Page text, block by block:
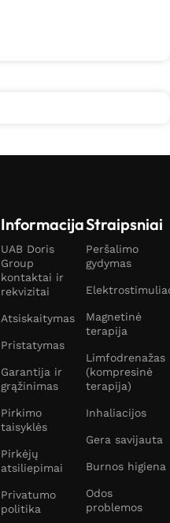
Informacija
UAB Doris
Group
kontaktai ir
rekvizitai
Atsiskaitymas
Pristatymas
Garantija ir
grąžinimas
Pirkimo
taisyklės
Pirkėjų
atsiliepimai
Privatumo
politika
Straipsniai
Peršalimo
gydymas
Magnetinė
terapija
Limfodrenažas
(kompresinė
terapija)
Inhaliacijos
Gera savijauta
Burnos higiena
Odos
problemos